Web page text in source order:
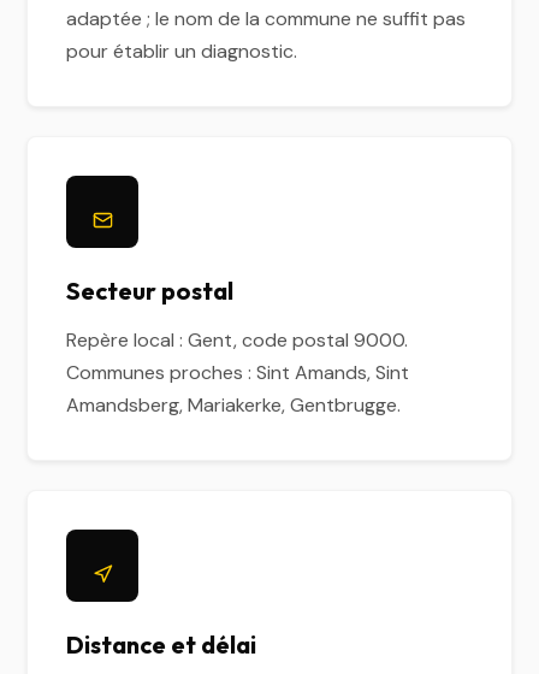
adaptée ; le nom de la commune ne suffit pas
pour établir un diagnostic.
Secteur postal
Repère local : Gent, code postal 9000.
Communes proches : Sint Amands, Sint
Amandsberg, Mariakerke, Gentbrugge.
Distance et délai